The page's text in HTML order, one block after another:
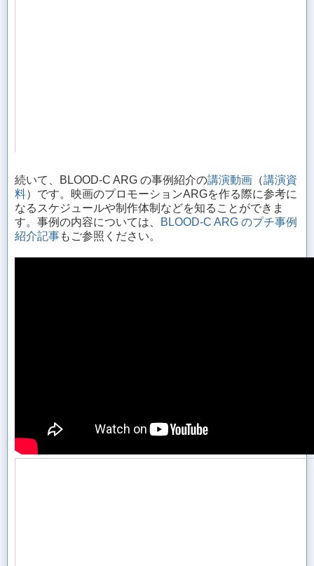
続いて、BLOOD-C ARG の事例紹介の講演動画 （講演資
料）です。映画のプロモーションARGを作る際に参考に
なるスケジュールや制作体制などを知ることができま
す。事例の内容については、
BLOOD-C ARG のプチ事例
紹介記事もご参照ください。